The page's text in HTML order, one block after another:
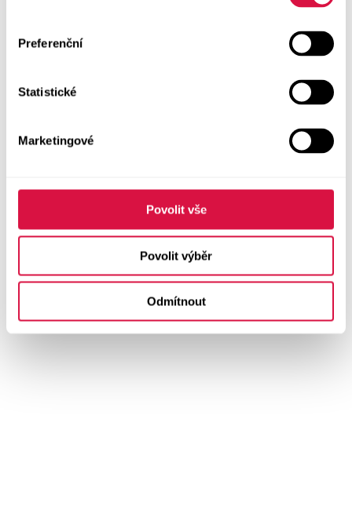
Preferenční
Statistické
Marketingové
Povolit vše
Povolit výběr
Odmítnout